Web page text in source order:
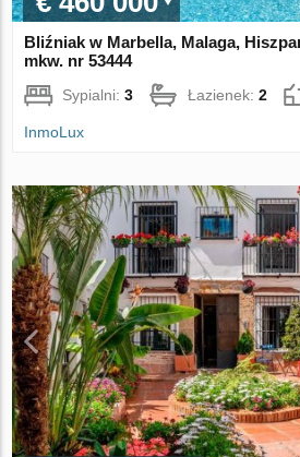
Bliźniak w Marbella, Malaga,
mkw. nr 53444
Sypialni:3 Łazienek:2
InmoLux